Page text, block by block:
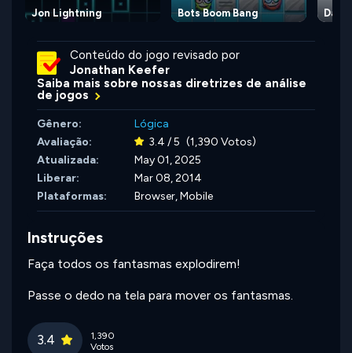
Jon Lightning Bots Boom Bang
Conteúdo do jogo revisado por
Jonathan Keefer
Saiba mais sobre nossas diretrizes de análise
de jogos
Gênero:
Lógica
Avaliação:
3.4 / 5 (1,390 Votos)
Atualizada:
May 01, 2025
Liberar:
Mar 08, 2014
Plataformas:
Browser, Mobile
Instruções
Faça todos os fantasmas explodirem!
Passe o dedo na tela para mover os fantasmas.
3.4
1,390
Votos